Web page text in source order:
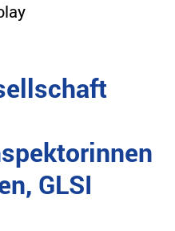
GLSI